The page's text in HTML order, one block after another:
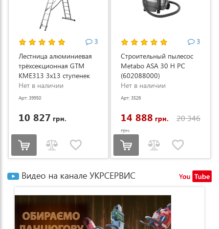
3
Лестница алюминиевая
трёхсекционная GTM
KME313 3x13 ступенек
3.53-8.93м (KME313)
Нет в наличии
Арт: 39950
10 827 грн.
3
Строительный пылесос
Metabo ASA 30 H PC
(602088000)
Нет в наличии
Арт: 3526
14 888 грн. 20 346
грн.
Видео на канале УКРСЕРВИС